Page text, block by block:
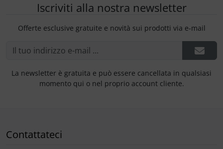
Iscriviti alla nostra newsletter
Offerte esclusive gratuite e novità sui prodotti via e-mail
La newsletter è gratuita e può essere cancellata in qualsiasi
momento qui o nel proprio account cliente.
Contattateci